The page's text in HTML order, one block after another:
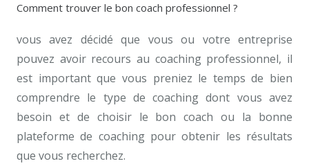
Comment trouver le bon coach professionnel ?
vous avez décidé que vous ou votre entreprise
pouvez avoir recours au coaching professionnel, il
est important que vous preniez le temps de bien
comprendre le type de coaching dont vous avez
besoin et de choisir le bon coach ou la bonne
plateforme de coaching pour obtenir les résultats
que vous recherchez.